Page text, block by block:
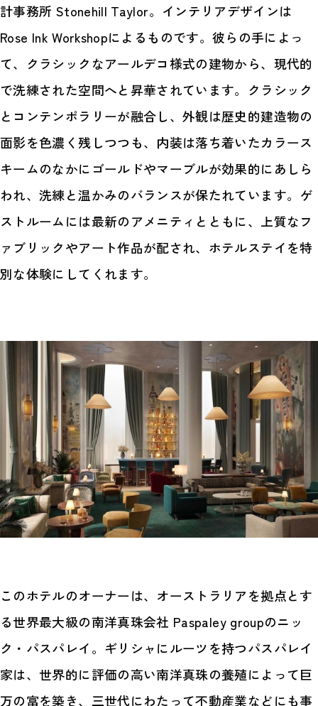
計事務所 Stonehill Taylor。インテリアデザインは
Rose Ink Workshopによるものです。彼らの手によっ
て、クラシックなアールデコ様式の建物から、現代的
で洗練された空間へと昇華されています。クラシック
とコンテンポラリーが融合し、外観は歴史的建造物の
面影を色濃く残しつつも、内装は落ち着いたカラース
キームのなかにゴールドやマーブルが効果的にあしら
われ、洗練と温かみのバランスが保たれています。ゲ
ストルームには最新のアメニティとともに、上質なフ
ァブリックやアート作品が配され、ホテルステイを特
別な体験にしてくれます。
このホテルのオーナーは、オーストラリアを拠点とす
る世界最大級の南洋真珠会社 Paspaley groupのニッ
ク・パスパレイ。ギリシャにルーツを持つパスパレイ
家は、世界的に評価の高い南洋真珠の養殖によって巨
万の富を築き、三世代にわたって不動産業などにも事